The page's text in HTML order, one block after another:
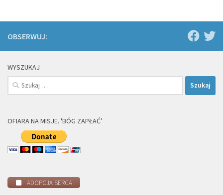
OBSERWUJ:
WYSZUKAJ
Szukaj:
OFIARA NA MISJE. 'BÓG ZAPŁAĆ’
ADOPCJA SERCA